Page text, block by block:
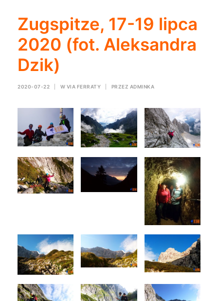
Zugspitze, 17-19 lipca
2020 (fot. Aleksandra
Dzik)
2020-07-22 W VIA FERRATY PRZEZ ADMINKA